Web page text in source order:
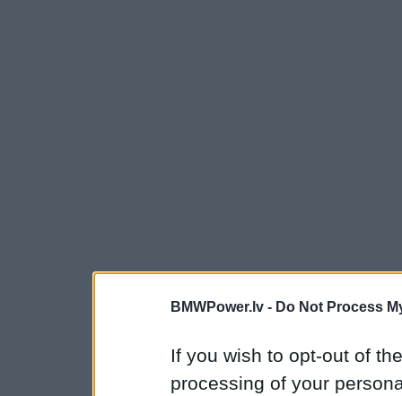
BMWPower.lv - Do Not Process
If you wish to opt-out of
processing of your